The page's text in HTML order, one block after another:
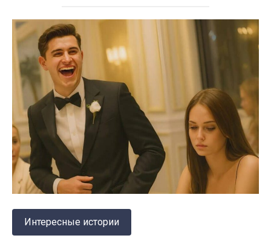
Интересные истории